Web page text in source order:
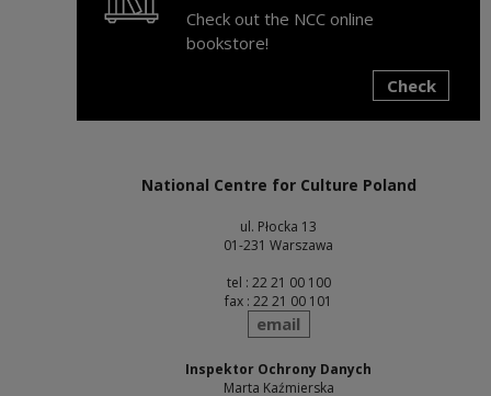
Check out the NCC online
bookstore!
Check
National Centre for Culture Poland
ul. Płocka 13
01-231 Warszawa
tel : 22 21 00 100
fax : 22 21 00 101
send
email
Inspektor Ochrony Danych
Marta Kaźmierska